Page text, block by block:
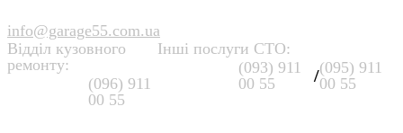
info@garage55.com.ua
Відділ кузовного
ремонту:
(096) 911
00 55
Інші послуги СТО:
(093) 911
00 55
/(095) 911
00 55